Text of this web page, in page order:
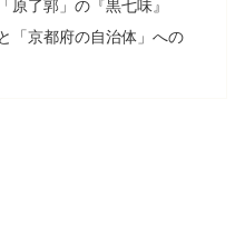
原了郭」の『黒七味』
「京都府の自治体」への